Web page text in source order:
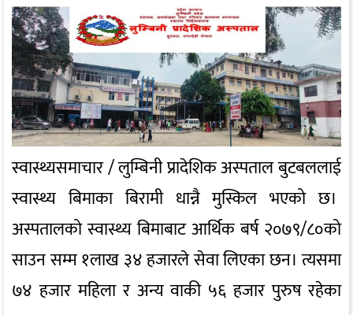
स्वास्थ्यसमाचार / लुम्बिनी प्रादेशिक अस्पताल बुटबललाई
स्वास्थ्य बिमाका बिरामी धान्नै मुस्किल भएको छ।
अस्पतालको स्वास्थ्य बिमाबाट आर्थिक बर्ष २०७९/८०को
साउन सम्म १लाख ३४ हजारले सेवा लिएका छन। त्यसमा
७४ हजार महिला र अन्य वाकी ५६ हजार पुरुष रहेका